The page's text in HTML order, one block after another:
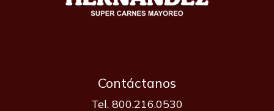
Contáctanos
Tel. 800.216.0530